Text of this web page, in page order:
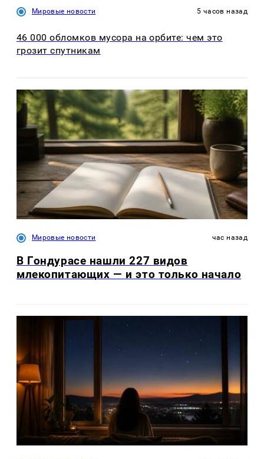
Мировые новости 5 часов назад
46 000 обломков мусора на орбите: чем это
грозит спутникам
Мировые новости час назад
В Гондурасе нашли 227 видов
млекопитающих — и это только начало